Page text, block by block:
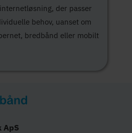
der passer
behov, uanset om
bredbånd eller mobilt
ApS